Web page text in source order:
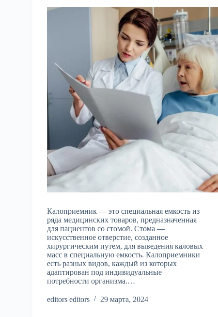
Калоприемник — это специальная емкость из
ряда медицинских товаров, предназначенная
для пациентов со стомой. Стома —
искусственное отверстие, созданное
хирургическим путем, для выведения каловых
масс в специальную емкость. Калоприемники
есть разных видов, каждый из которых
адаптирован под индивидуальные
потребности организма.…
editors editors 29 марта, 2024